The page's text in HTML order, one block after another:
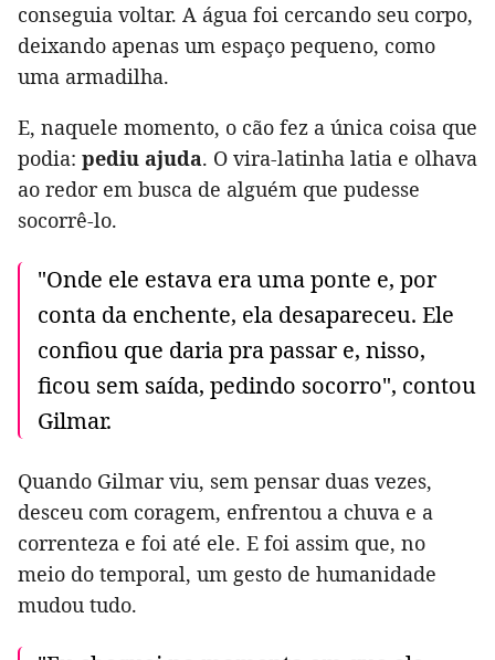
conseguia voltar. A água foi cercando seu corpo,
deixando apenas um espaço pequeno, como
uma armadilha.
E, naquele momento, o cão fez a única coisa que
podia: pediu ajuda. O vira-latinha latia e olhava
ao redor em busca de alguém que pudesse
socorrê-lo.
"Onde ele estava era uma ponte e, por
conta da enchente, ela desapareceu. Ele
confiou que daria pra passar e, nisso,
ficou sem saída, pedindo socorro", contou
Gilmar.
Quando Gilmar viu, sem pensar duas vezes,
desceu com coragem, enfrentou a chuva e a
correnteza e foi até ele. E foi assim que, no
meio do temporal, um gesto de humanidade
mudou tudo.